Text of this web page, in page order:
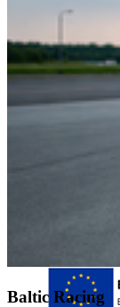
Baltic Racing
Login